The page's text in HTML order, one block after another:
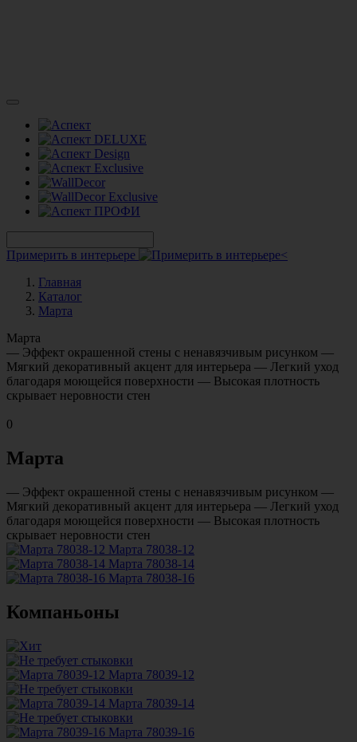
Примерить в интерьере
Главная
Каталог
Марта
Марта
— Эффект окрашенной стены с ненавязчивым рисунком —
Мягкий декоративный акцент для интерьера — Легкий уход
благодаря моющейся поверхности — Высокая плотность
скрывает неровности стен
0
Марта
— Эффект окрашенной стены с ненавязчивым рисунком —
Мягкий декоративный акцент для интерьера — Легкий уход
благодаря моющейся поверхности — Высокая плотность
скрывает неровности стен
Марта 78038-12
Марта 78038-14
Марта 78038-16
Компаньоны
Марта 78039-12
Марта 78039-14
Марта 78039-16